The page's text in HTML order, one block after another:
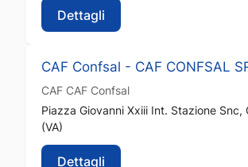
Dettagli
CAF Confsal - CAF CONFSAL
CAF CAF Confsal
Piazza Giovanni Xxiii Int. Stazione Snc,
(VA)
Dettagli